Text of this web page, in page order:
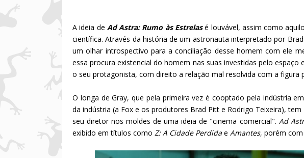
A ideia de Ad Astra: Rumo às Estrelas é louvável, assim como
científica. Através da história de um astronauta interpretado por
um olhar introspectivo para a conciliação desse homem com ele
essa procura existencial do homem nas suas investidas pelo espaço
o seu protagonista, com direito a relação mal resolvida com a figura
O longa de Gray, que pela primeira vez é cooptado pela indústria
da indústria (a Fox e os produtores Brad Pitt e Rodrigo Teixeira),
seu diretor nos moldes de uma ideia de "cinema comercial". Ad
exibido em títulos como Z: A Cidade Perdida e Amantes, porém